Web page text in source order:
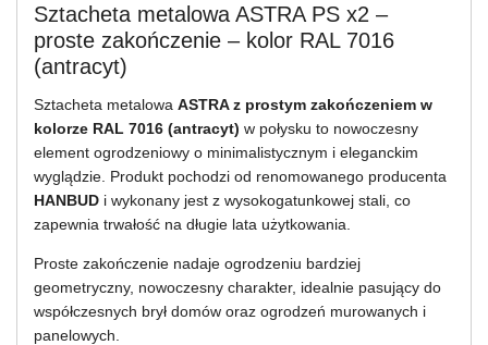
Sztacheta metalowa ASTRA PS x2 –
proste zakończenie – kolor RAL 7016
(antracyt)
Sztacheta metalowa ASTRA z prostym zakończeniem w
kolorze RAL 7016 (antracyt) w połysku to nowoczesny
element ogrodzeniowy o minimalistycznym i eleganckim
wyglądzie. Produkt pochodzi od renomowanego producenta
HANBUD i wykonany jest z wysokogatunkowej stali, co
zapewnia trwałość na długie lata użytkowania.
Proste zakończenie nadaje ogrodzeniu bardziej
geometryczny, nowoczesny charakter, idealnie pasujący do
współczesnych brył domów oraz ogrodzeń murowanych i
panelowych.